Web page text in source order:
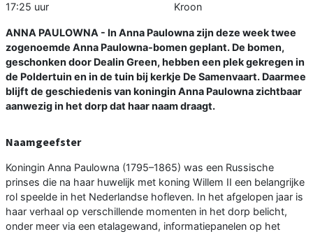
17:25 uur
Kroon
ANNA PAULOWNA - In Anna Paulowna zijn deze week twee
zogenoemde Anna Paulowna‑bomen geplant. De bomen,
geschonken door Dealin Green, hebben een plek gekregen in
de Poldertuin en in de tuin bij kerkje De Samenvaart. Daarmee
blijft de geschiedenis van koningin Anna Paulowna zichtbaar
aanwezig in het dorp dat haar naam draagt.
Naamgeefster
Koningin Anna Paulowna (1795–1865) was een Russische
prinses die na haar huwelijk met koning Willem II een belangrijke
rol speelde in het Nederlandse hofleven. In het afgelopen jaar is
haar verhaal op verschillende momenten in het dorp belicht,
onder meer via een etalagewand, informatiepanelen op het